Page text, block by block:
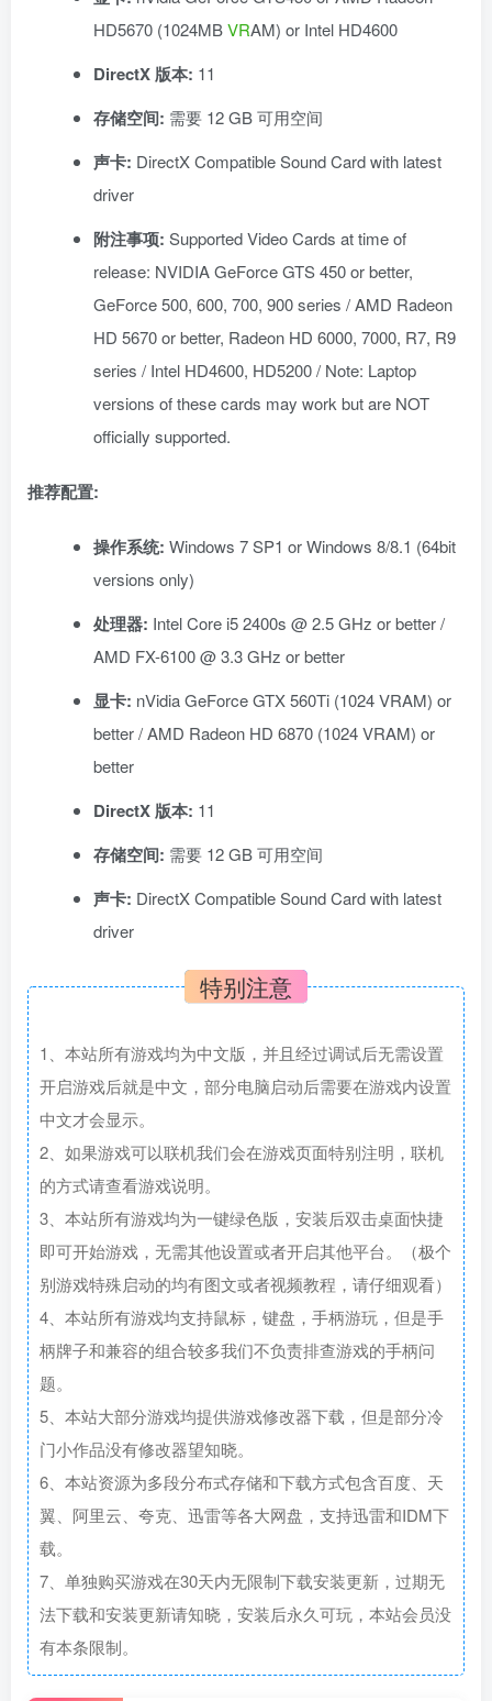
HD5670 (1024MBVRAM) or Intel HD4600
DirectX 版本: 11
存储空间: 需要 12 GB 可用空间
声卡: DirectX Compatible Sound Card with latest
driver
附注事项: Supported Video Cards at time of
release: NVIDIA GeForce GTS 450 or better,
GeForce 500, 600, 700, 900 series / AMD Radeon
HD 5670 or better, Radeon HD 6000, 7000, R7, R9
series / Intel HD4600, HD5200 / Note: Laptop
versions of these cards may work but are NOT
officially supported.
推荐配置:
操作系统: Windows 7 SP1 or Windows 8/8.1 (64bit
versions only)
处理器: Intel Core i5 2400s @ 2.5 GHz or better /
AMD FX-6100 @ 3.3 GHz or better
显卡: nVidia GeForce GTX 560Ti (1024 VRAM) or
better / AMD Radeon HD 6870 (1024 VRAM) or
better
DirectX 版本: 11
存储空间: 需要 12 GB 可用空间
声卡: DirectX Compatible Sound Card with latest
driver
特别注意
1、本站所有游戏均为中文版，并且经过调试后无需设置
开启游戏后就是中文，部分电脑启动后需要在游戏内设置
中文才会显示。
2、如果游戏可以联机我们会在游戏页面特别注明，联机
的方式请查看游戏说明。
3、本站所有游戏均为一键绿色版，安装后双击桌面快捷
即可开始游戏，无需其他设置或者开启其他平台。（极个
别游戏特殊启动的均有图文或者视频教程，请仔细观看）
4、本站所有游戏均支持鼠标，键盘，手柄游玩，但是手
柄牌子和兼容的组合较多我们不负责排查游戏的手柄问
题。
5、本站大部分游戏均提供游戏修改器下载，但是部分冷
门小作品没有修改器望知晓。
6、本站资源为多段分布式存储和下载方式包含百度、天
翼、阿里云、夸克、迅雷等各大网盘，支持迅雷和IDM下
载。
7、单独购买游戏在30天内无限制下载安装更新，过期无
法下载和安装更新请知晓，安装后永久可玩，本站会员没
有本条限制。